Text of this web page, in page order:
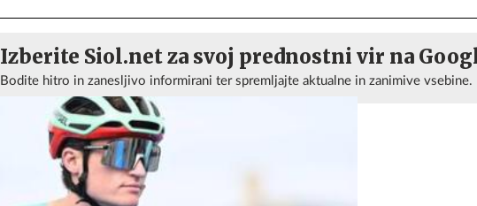
Izberite Siol.net za svoj prednostni vir na
Bodite hitro in zanesljivo informirani ter spremljajte aktualne in zanimive vsebine.